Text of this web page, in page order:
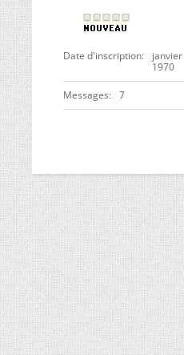
Date d'inscription
janvier
1970
Messages 7